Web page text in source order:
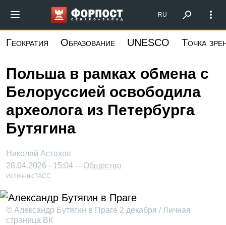
основному
Форпост Северо-Запад
RU
Геократия Образование UNESCO Точка
Польша в рамках обмена с
Белоруссией освободила
археолога из Петербурга
Бутягина
Николай Астахов
28.04.2026 - 15:04 —Общество
Источник:ТАСС
© Александр Бутягин в Праге 2 декабря / Личная
страница ВК